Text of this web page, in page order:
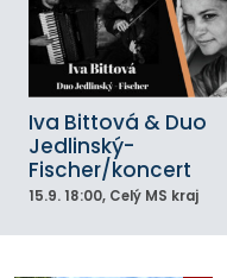
Iva Bittová & Duo
Jedlinský-
Fischer/koncert
15.9. 18:00, Celý MS kraj